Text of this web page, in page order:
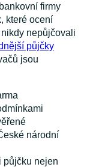
firmy
které ocení
nepůjčovali
půjčky
jsou
národní
půjčku nejen